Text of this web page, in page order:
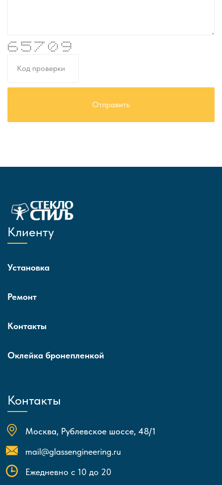
**** ******* ******* *** *****
* * * * * * *
* ****** * * * * * *
****** * * * * * ******
* * * * * * * *
* * * * * * * *
***** ***** * *** ****
Клиенту
Установка
Ремонт
Контакты
Оклейка бронепленкой
Контакты
Москва, Рублевское шоссе, 48/1
mail@glassengineering.ru
Ежедневно с 10 до 20